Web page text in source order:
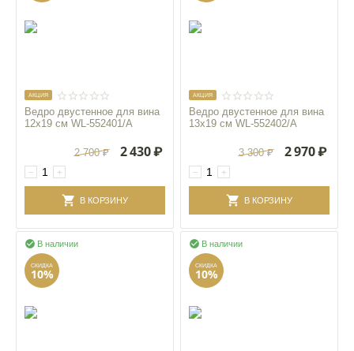
AКЦИЯ
Ведро двустенное для вина
12x19 см WL‑552401/A
+
−
2 700 ₽ 2 430₽
В КОРЗИНУ
AКЦИЯ
Ведро двустенное для вина
13x19 см WL‑552402/A
+
−
3 300 ₽ 2 970₽
В КОРЗИНУ
В наличии

СКИДКА
10%
В наличии

СКИДКА
10%